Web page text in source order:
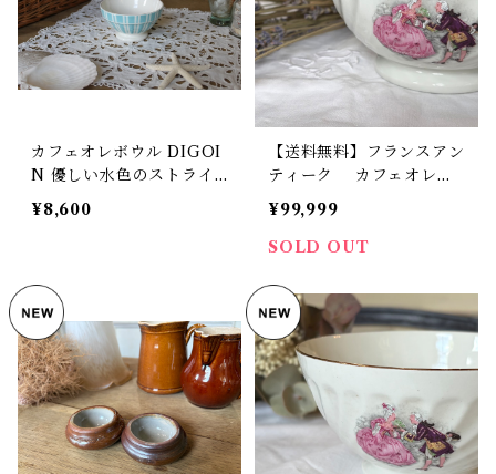
カフェオレボウル DIGOI
N 優しい水色のストライ
プ ディゴワン フランス ヴ
ィンテージ 【V-252】
¥8,600
【送料無料】フランスアン
ティーク カフェオレボ
ウル サルグミンヌ S
arreguemines 中世デザ
イン【1022】【フランス
¥99,999
SOLD OUT